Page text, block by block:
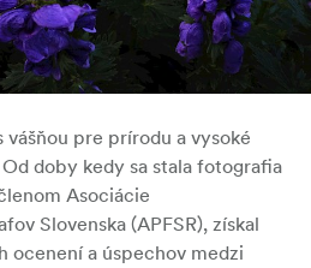
pre prírodu a vysoké
doby kedy sa stala fotografia
Asociácie
Slovenska (APFSR), získal
ocenení a úspechov medzi